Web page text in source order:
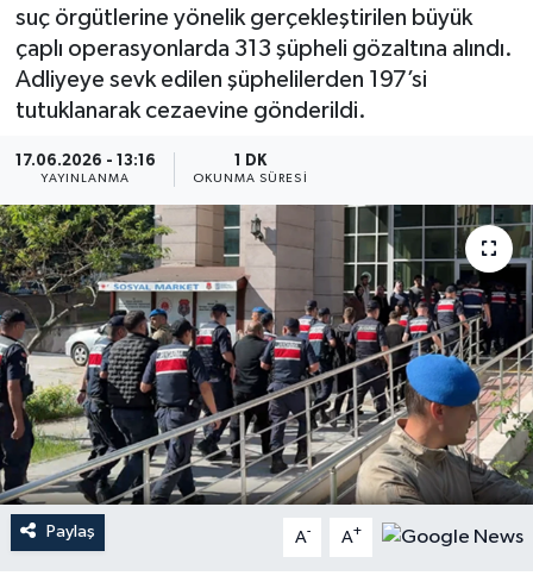
suç örgütlerine yönelik gerçekleştirilen büyük
çaplı operasyonlarda 313 şüpheli gözaltına alındı.
Adliyeye sevk edilen şüphelilerden 197’si
tutuklanarak cezaevine gönderildi.
17.06.2026 - 13:16
YAYINLANMA
1 DK
OKUNMA SÜRESI
Paylaş A- A+
Eğitim
Kültür Sanat
Tüm Manşetler
Son Dakika Haberleri
Haber Arşivi